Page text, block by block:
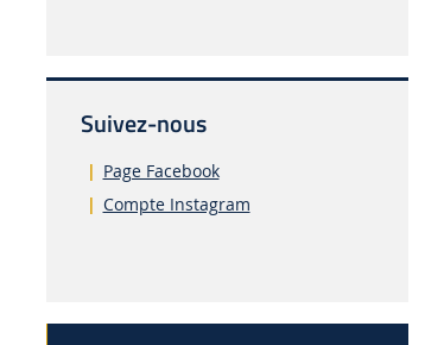
Suivez-nous
Page Facebook
Compte Instagram